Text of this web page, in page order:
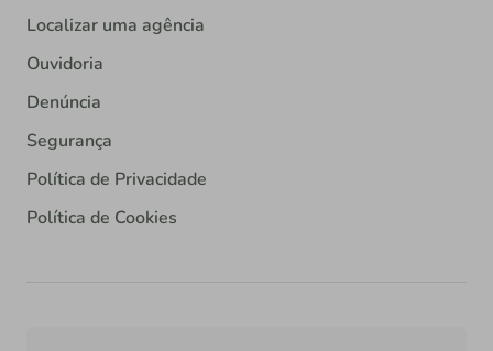
Localizar uma agência
Ouvidoria
Denúncia
Segurança
Política de Privacidade
Política de Cookies